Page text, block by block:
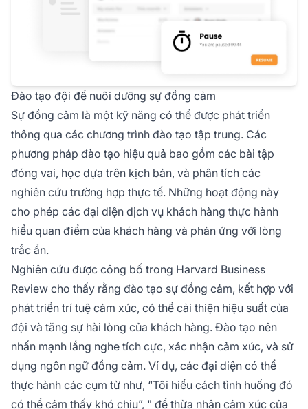
Đào tạo đội để nuôi dưỡng sự đồng cảm
Sự đồng cảm là một kỹ năng có thể được phát triển
thông qua các chương trình đào tạo tập trung. Các
phương pháp đào tạo hiệu quả bao gồm các bài tập
đóng vai, học dựa trên kịch bản, và phân tích các
nghiên cứu trường hợp thực tế. Những hoạt động này
cho phép các đại diện dịch vụ khách hàng thực hành
hiểu quan điểm của khách hàng và phản ứng với lòng
trắc ẩn.
Nghiên cứu được công bố trong Harvard Business
Review cho thấy rằng đào tạo sự đồng cảm, kết hợp với
phát triển trí tuệ cảm xúc, có thể cải thiện hiệu suất của
đội và tăng sự hài lòng của khách hàng. Đào tạo nên
nhấn mạnh lắng nghe tích cực, xác nhận cảm xúc, và sử
dụng ngôn ngữ đồng cảm. Ví dụ, các đại diện có thể
thực hành các cụm từ như, “Tôi hiểu cách tình huống đó
có thể cảm thấy khó chịu”, " để thừa nhận cảm xúc của